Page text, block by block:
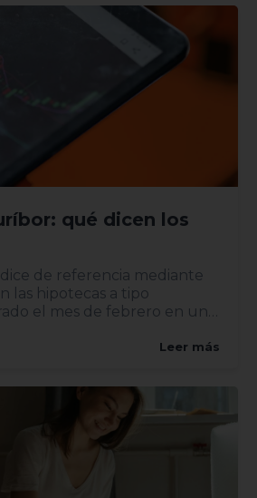
qué dicen los
de referencia mediante
las hipotecas a tipo
el mes de febrero en un
Leer más